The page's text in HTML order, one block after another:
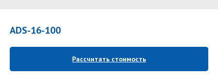
ADS-16-100
Рассчитать стоимость